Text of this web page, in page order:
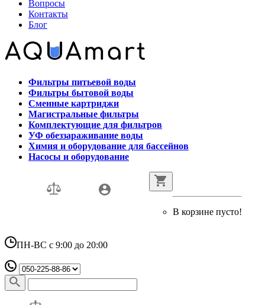
Вопросы
Контакты
Блог
Фильтры питьевой воды
Фильтры бытовой воды
Сменные картриджи
Магистральные фильтры
Комплектующие для фильтров
УФ обеззараживание воды
Химия и оборудование для бассейнов
Насосы и оборудование
В корзине пусто!
ПН-ВС с 9:00 до 20:00